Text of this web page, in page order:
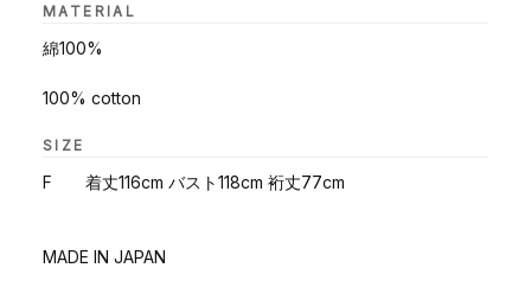
MATERIAL
綿100%
100% cotton
SIZE
F 着丈116cm バスト118cm 裄丈77cm
MADE IN JAPAN